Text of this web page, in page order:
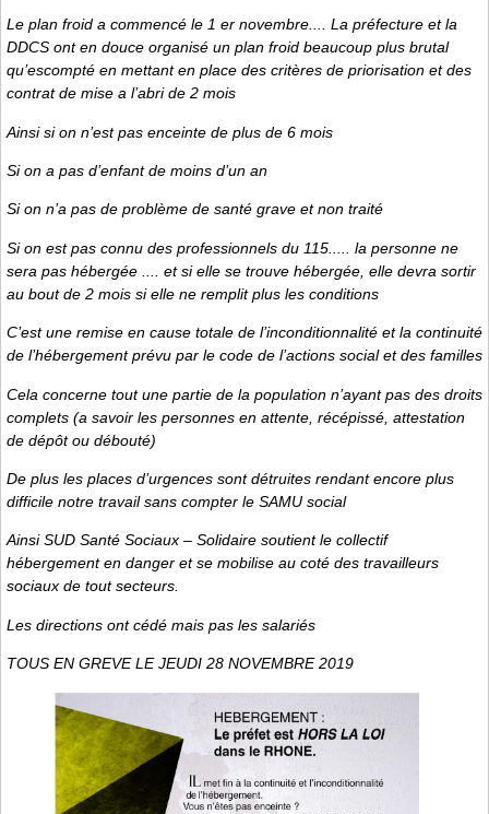
Le plan froid a commencé le 1 er novembre.... La préfecture et la
DDCS ont en douce organisé un plan froid beaucoup plus brutal
qu’escompté en mettant en place des critères de priorisation et des
contrat de mise a l’abri de 2 mois
Ainsi si on n’est pas enceinte de plus de 6 mois
Si on a pas d’enfant de moins d’un an
Si on n’a pas de problème de santé grave et non traité
Si on est pas connu des professionnels du 115..... la personne ne
sera pas hébergée .... et si elle se trouve hébergée, elle devra sortir
au bout de 2 mois si elle ne remplit plus les conditions
C’est une remise en cause totale de l’inconditionnalité et la continuité
de l’hébergement prévu par le code de l’actions social et des familles
Cela concerne tout une partie de la population n’ayant pas des droits
complets (a savoir les personnes en attente, récépissé, attestation
de dépôt ou débouté)
De plus les places d’urgences sont détruites rendant encore plus
difficile notre travail sans compter le SAMU social
Ainsi SUD Santé Sociaux – Solidaire soutient le collectif
hébergement en danger et se mobilise au coté des travailleurs
sociaux de tout secteurs.
Les directions ont cédé mais pas les salariés
TOUS EN GREVE LE JEUDI 28 NOVEMBRE 2019